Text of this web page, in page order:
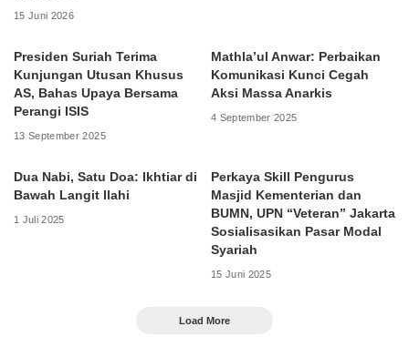
15 Juni 2026
Presiden Suriah Terima
Kunjungan Utusan Khusus
AS, Bahas Upaya Bersama
Perangi ISIS
13 September 2025
Mathla’ul Anwar: Perbaikan
Komunikasi Kunci Cegah
Aksi Massa Anarkis
4 September 2025
Dua Nabi, Satu Doa: Ikhtiar di
Bawah Langit Ilahi
1 Juli 2025
Perkaya Skill Pengurus
Masjid Kementerian dan
BUMN, UPN “Veteran” Jakarta
Sosialisasikan Pasar Modal
Syariah
15 Juni 2025
Load More